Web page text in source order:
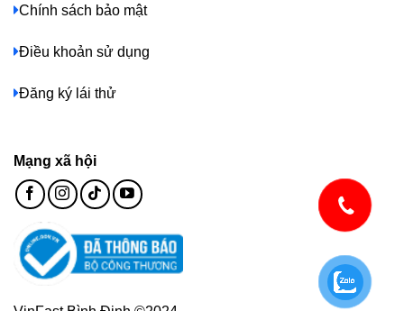
Chính sách bảo mật
Điều khoản sử dụng
Đăng ký lái thử
Mạng xã hội